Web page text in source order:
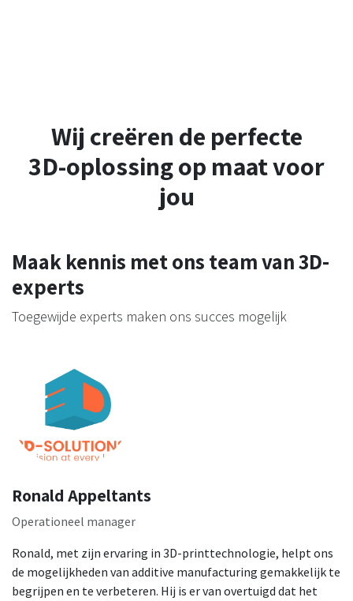
Wij creëren de perfecte
3D-oplossing op maat voor
jou
Maak kennis met ons team van 3D-
experts
Toegewijde experts maken ons succes mogelijk
Ronald Appeltants
Operationeel manager
Ronald, met zijn ervaring in 3D-printtechnologie, helpt ons
de mogelijkheden van additive manufacturing gemakkelijk te
begrijpen en te verbeteren. Hij is er van overtuigd dat het